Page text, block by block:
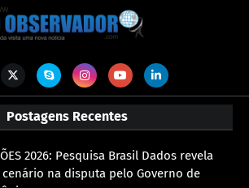
Postagens Recentes
2026: Pesquisa Brasil Dados revela
na disputa pelo Governo de